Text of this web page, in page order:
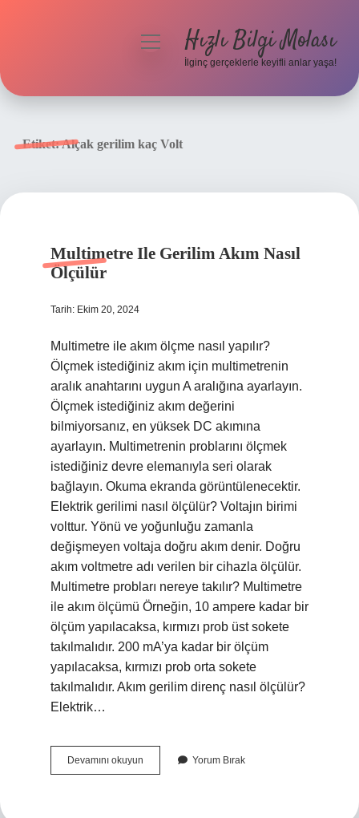
menüyüHızlı Bilgi Molası
İlginç gerçeklerle keyifli anlar yaşa!
Etiket:Alçak gerilim kaç Volt
Multimetre Ile Gerilim Akım Nasıl
Ölçülür
Tarih: Ekim 20, 2024
Multimetre ile akım ölçme nasıl yapılır?
Ölçmek istediğiniz akım için multimetrenin
aralık anahtarını uygun A aralığına ayarlayın.
Ölçmek istediğiniz akım değerini
bilmiyorsanız, en yüksek DC akımına
ayarlayın. Multimetrenin problarını ölçmek
istediğiniz devre elemanıyla seri olarak
bağlayın. Okuma ekranda görüntülenecektir.
Elektrik gerilimi nasıl ölçülür? Voltajın birimi
volttur. Yönü ve yoğunluğu zamanla
değişmeyen voltaja doğru akım denir. Doğru
akım voltmetre adı verilen bir cihazla ölçülür.
Multimetre probları nereye takılır? Multimetre
ile akım ölçümü Örneğin, 10 ampere kadar bir
ölçüm yapılacaksa, kırmızı prob üst sokete
takılmalıdır. 200 mA’ya kadar bir ölçüm
yapılacaksa, kırmızı prob orta sokete
takılmalıdır. Akım gerilim direnç nasıl ölçülür?
Elektrik…
Devamını okuyun Multimetre
Ile
Yorum Bırak